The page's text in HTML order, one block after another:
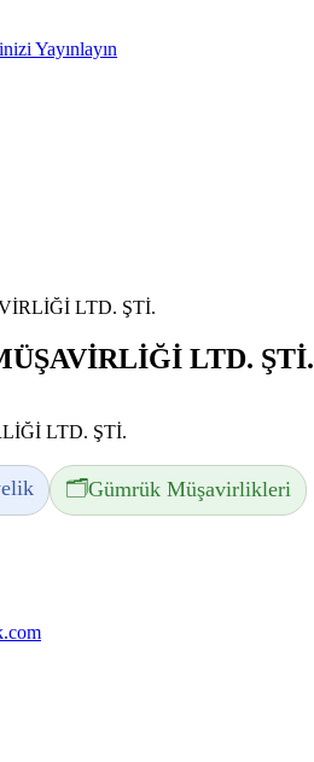
Yayınlayın
LTD. ŞTİ.
LTD. ŞTİ.
🗂️Gümrük Müşavirlikleri